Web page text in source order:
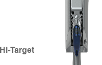
Target